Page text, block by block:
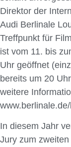
Direktor der
Audi Berlinale
Treffpunkt für
ist vom 11. bis
Uhr geöffnet
bereits um 20
weitere
In diesem Jahr
Jury zum